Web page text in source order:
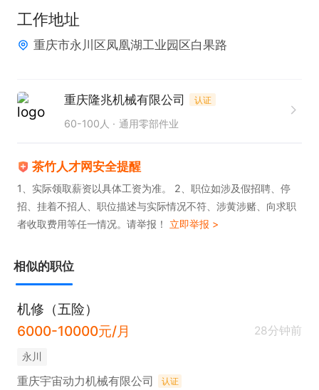
提升。
工作地址
重庆市永川区凤凰湖工业园区白果路
重庆隆兆机械有限公司 认证
60-100人 通用零部件业
茶竹人才网安全提醒
1、实际领取薪资以具体工资为准。 2、职位如涉及假招聘、停
招、挂着不招人、职位描述与实际情况不符、涉黄涉赌、向求职
者收取费用等任一情况。请举报！ 立即举报 >
相似的职位
机修（五险）
6000-10000元/月
28分钟前
永川
重庆宇宙动力机械有限公司 认证